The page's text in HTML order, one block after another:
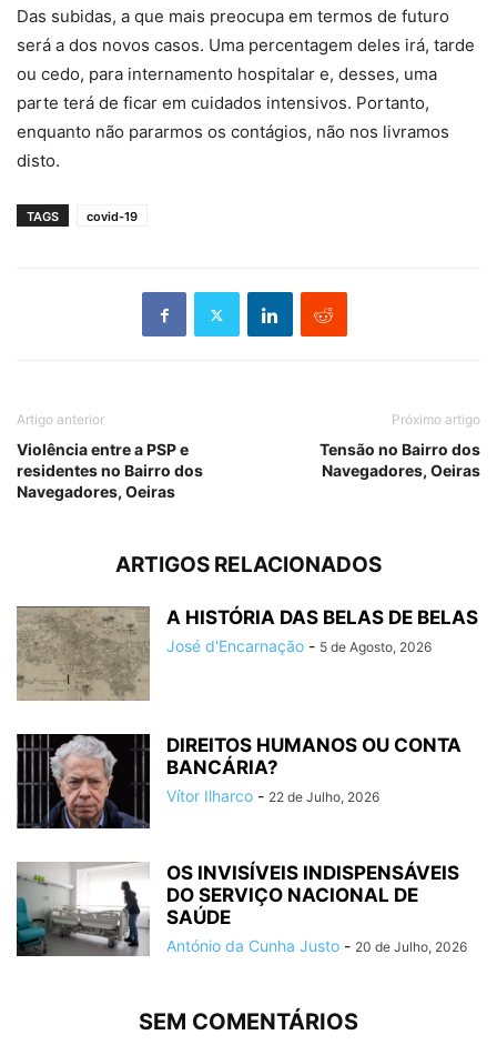
Das subidas, a que mais preocupa em termos de futuro
será a dos novos casos. Uma percentagem deles irá, tarde
ou cedo, para internamento hospitalar e, desses, uma
parte terá de ficar em cuidados intensivos. Portanto,
enquanto não pararmos os contágios, não nos livramos
disto.
TAGS covid-19
Artigo anterior
Violência entre a PSP e
residentes no Bairro dos
Navegadores, Oeiras
Próximo artigo
Tensão no Bairro dos
Navegadores, Oeiras
ARTIGOS RELACIONADOS
A HISTÓRIA DAS BELAS DE BELAS
José d'Encarnação - 5 de Agosto, 2026
DIREITOS HUMANOS OU CONTA
BANCÁRIA?
Vítor Ilharco - 22 de Julho, 2026
OS INVISÍVEIS INDISPENSÁVEIS
DO SERVIÇO NACIONAL DE
SAÚDE
António da Cunha Justo - 20 de Julho, 2026
SEM COMENTÁRIOS